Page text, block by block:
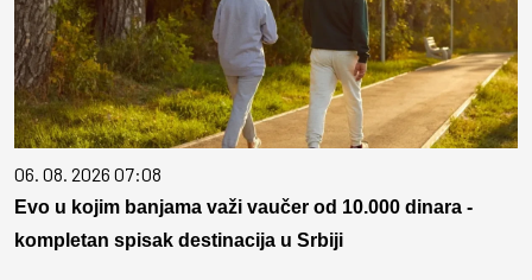
06. 08. 2026 07:08
Evo u kojim banjama važi vaučer od 10.000 dinara -
kompletan spisak destinacija u Srbiji